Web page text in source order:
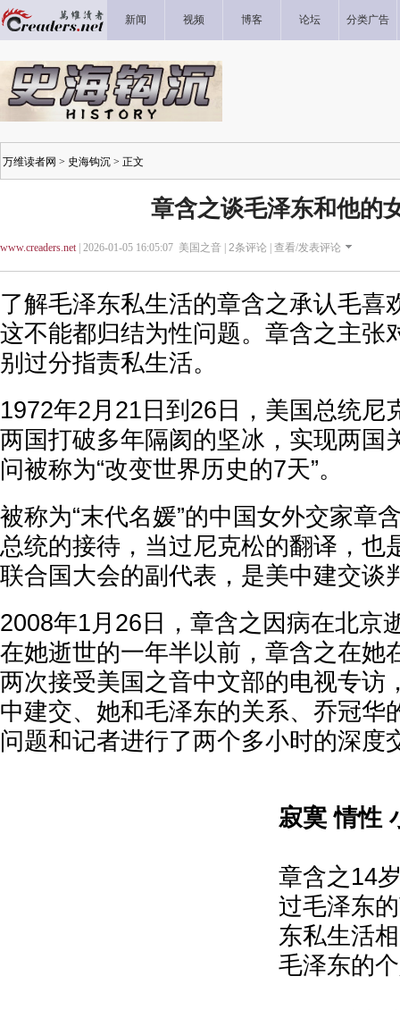
新闻 视频 博客 论坛 分类广告
万维读者网 > 史海钩沉 > 正文
章含之谈毛泽东和他的
www.creaders.net| 2026-01-05 16:05:07 美国之音 | 2条评论 | 查看/发表评论
了解毛泽东私生活的章含之承认毛喜
这不能都归结为性问题。章含之主张
别过分指责私生活。
1972年2月21日到26日，美国总统尼
两国打破多年隔阂的坚冰，实现两国
问被称为“改变世界历史的7天”。
被称为“末代名媛”的中国女外交家章
总统的接待，当过尼克松的翻译，也
联合国大会的副代表，是美中建交谈
2008年1月26日，章含之因病在北京
在她逝世的一年半以前，章含之在她
两次接受美国之音中文部的电视专访
中建交、她和毛泽东的关系、乔冠华
问题和记者进行了两个多小时的深度
寂寞 情性
章含之14
过毛泽东
东私生活
毛泽东的